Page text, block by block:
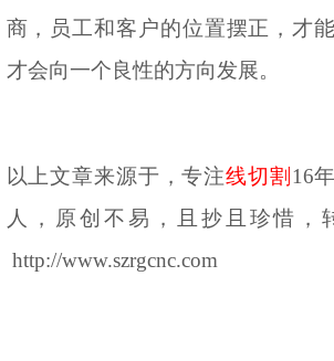
商，员工和客户的位置摆正，才
才会向一个良性的方向发展。
以上文章来源于，专注线切割 16
人，原创不易，且抄 且珍惜，
http://www.szrgcnc.com